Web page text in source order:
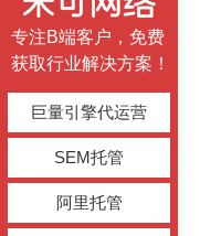
专注B端客户，免费
获取行业解决方案！
巨量引擎代运营
SEM托管
阿里托管